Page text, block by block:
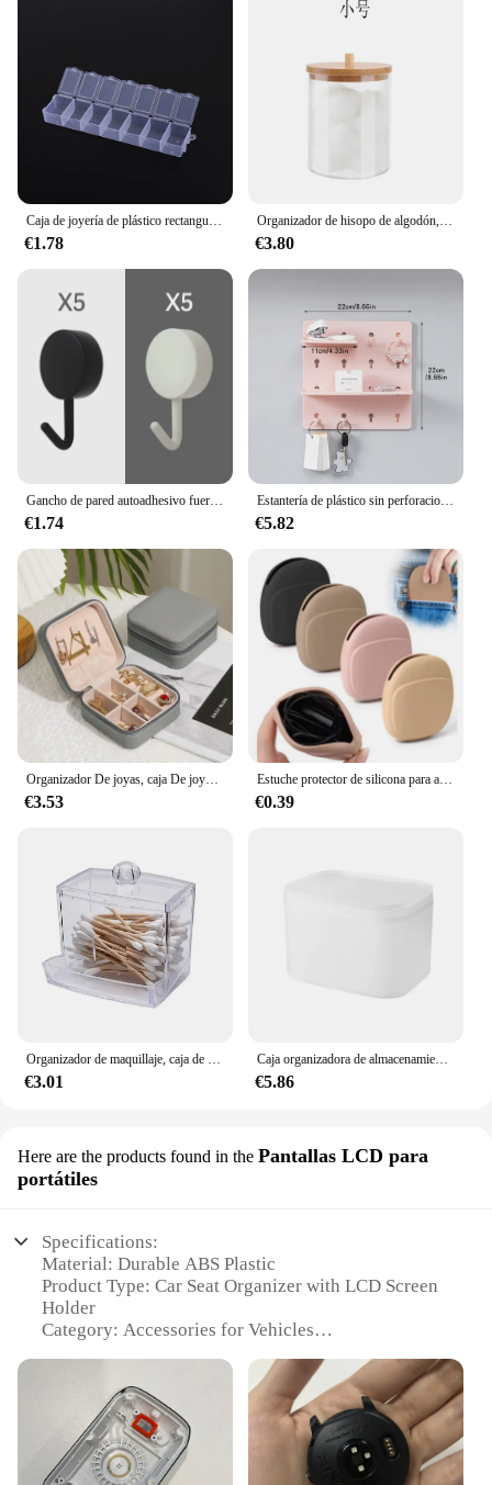
€1.78 €3.80
€1.74
Estantería de plástico sin perforaciones para pared, colgante de pared para baño, dormitorio de estudiantes, agujero para cabecera, 1 ud./2 uds./4 Uds.
€5.82
Organizador De joyas, caja De joyería De viaje, caja De joyería portátil, almacenamiento De cuero, Joyeros Organizador De Joyas
€3.53
Estuche protector de silicona para almacenamiento de auriculares, organizador de viaje para el hogar, cargador de cable de datos, eva
€0.39
Organizador de maquillaje, caja de almacenamiento de cosméticos, organizador de hisopo de algodón, caja de almohadilla de algodón, caja de plástico transparente con tapa a prueba de polvo
€3.01
Caja organizadora de almacenamiento de papel tisú, soporte para servilletas sanitarias, suministros de baño, cubierta abatible, Organizadores a prueba de polvo, 1 Uds.
€5.86
Here are the products found in the Pantallas LCD para
portátiles
Specifications:
Material: Durable ABS Plastic
Product Type: Car Seat Organizer with LCD Screen
Holder
Category: Accessories for Vehicles
Usage and Purpose: Enhanced Vehicle Organization
and Entertainment
Typical Adaptive Scenario: Universal Fit for Most
Vehicles
Performance and Property: Securely Holds Devices